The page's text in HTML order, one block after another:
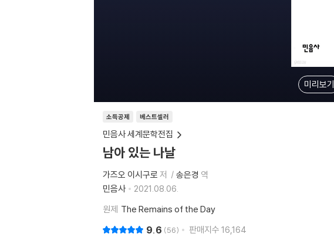
미리보기
소득공제 베스트셀러
민음사 세계문학전집
남아 있는 나날
가즈오 이시구로 저 송은경 역
민음사
2021.08.06.
원제 The Remains of the Day
9.6 56 판매지수 16,164